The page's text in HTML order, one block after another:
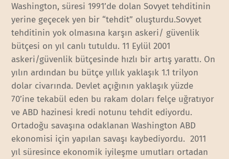
Washington, süresi 1991’de dolan Sovyet tehditinin
yerine geçecek yen bir “tehdit” oluşturdu.Sovyet
tehditinin yok olmasına karşın askeri/ güvenlik
bütçesi on yıl canlı tutuldu. 11 Eylül 2001
askeri/güvenlik bütçesinde hızlı bir artış yarattı. On
yılın ardından bu bütçe yıllık yaklaşık 1.1 trilyon
dolar civarında. Devlet açığının yaklaşık yüzde
70’ine tekabül eden bu rakam doları felçe uğratıyor
ve ABD hazinesi kredi notunu tehdit ediyordu.
Ortadoğu savaşına odaklanan Washington ABD
ekonomisi için yapılan savaşı kaybediyordu. 2011
yıl süresince ekonomik iyileşme umutları ortadan